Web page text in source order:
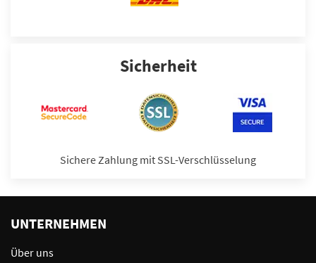
Sicherheit
Sichere Zahlung mit SSL-Verschlüsselung
UNTERNEHMEN
Über uns